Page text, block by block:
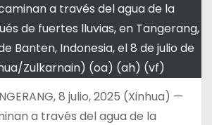
a través del agua de la
de fuertes lluvias, en Tangerang,
Banten, Indonesia, el 8 de julio de
Zulkarnain) (oa) (ah) (vf)
8 julio, 2025 (Xinhua) —
a través del agua de la